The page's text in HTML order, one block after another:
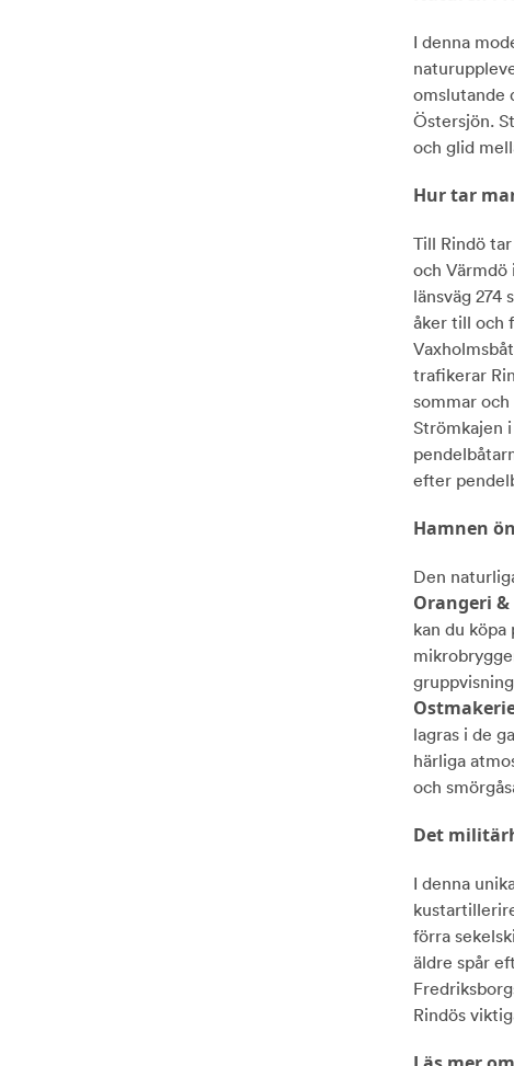
I denna
omslutande
Östersjön.
och glid
Hur tar
Till Rindö
och Värmdö
länsväg 274
åker till och
trafikerar
sommar
Strömkajen
efter
Hamnen
Den
Orangeri &
kan du
lagras i de
härliga
och
Det
I denna
förra
äldre spår
Rindös